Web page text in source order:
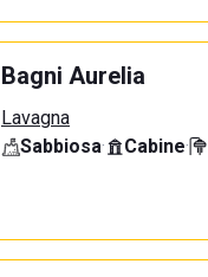
Bagni Aurelia
Lavagna
Sabbiosa· Cabine·